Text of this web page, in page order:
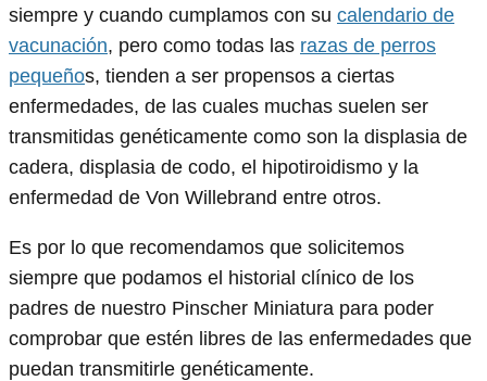
siempre y cuando cumplamos con su calendario de
vacunación, pero como todas las razas de perros
pequeños, tienden a ser propensos a ciertas
enfermedades, de las cuales muchas suelen ser
transmitidas genéticamente como son la displasia de
cadera, displasia de codo, el hipotiroidismo y la
enfermedad de Von Willebrand entre otros.
Es por lo que recomendamos que solicitemos
siempre que podamos el historial clínico de los
padres de nuestro Pinscher Miniatura para poder
comprobar que estén libres de las enfermedades que
puedan transmitirle genéticamente.